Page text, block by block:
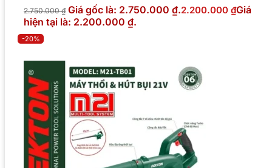
2.750.000₫ Giá gốc là: 2.750.000 ₫.2.200.000 ₫Giá
hiện tại là: 2.200.000 ₫.
-20%